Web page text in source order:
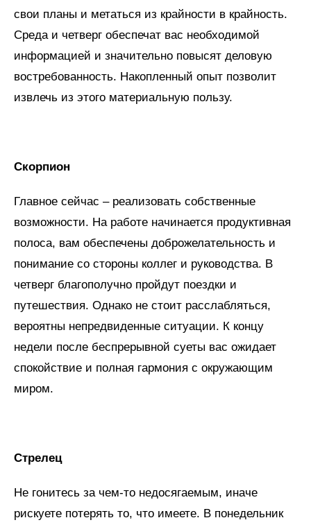
свои планы и метаться из крайности в крайность.
Среда и четверг обеспечат вас необходимой
информацией и значительно повысят деловую
востребованность. Накопленный опыт позволит
извлечь из этого материальную пользу.
Скорпион
Главное сейчас – реализовать собственные
возможности. На работе начинается продуктивная
полоса, вам обеспечены доброжелательность и
понимание со стороны коллег и руководства. В
четверг благополучно пройдут поездки и
путешествия. Однако не стоит расслабляться,
вероятны непредвиденные ситуации. К концу
недели после беспрерывной суеты вас ожидает
спокойствие и полная гармония с окружающим
миром.
Стрелец
Не гонитесь за чем-то недосягаемым, иначе
рискуете потерять то, что имеете. В понедельник